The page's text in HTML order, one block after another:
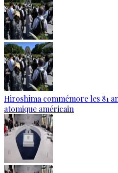
Hiroshima commémore les 81
atomique américain